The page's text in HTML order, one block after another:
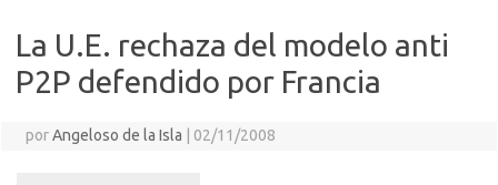
La U.E. rechaza del modelo anti
P2P defendido por Francia
porAngeloso de la Isla 02/11/2008